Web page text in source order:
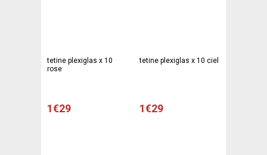
tetine plexiglas x 10
rose
1€29
tetine plexiglas x 10 ciel
1€29